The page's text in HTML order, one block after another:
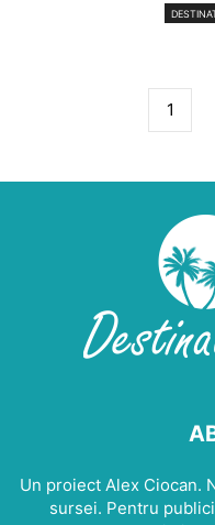
1
Un proiect Alex Ciocan.
sursei. Pentru